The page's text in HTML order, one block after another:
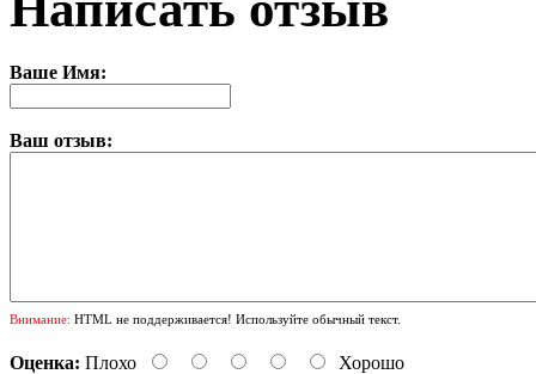
Ваше Имя:
Ваш отзыв:
Внимание: HTML не поддерживается! Используйте обычный текст.
Оценка: Плохо Хорошо